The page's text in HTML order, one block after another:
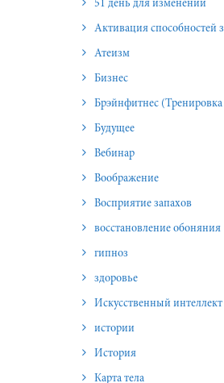
51 день для изменений
Активация способностей
Атеизм
Бизнес
Брэйнфитнес (Тренировка
Будущее
Вебинар
Воображение
Восприятие запахов
восстановление обоняния
гипноз
здоровье
Искусственный интеллект
истории
История
Карта тела